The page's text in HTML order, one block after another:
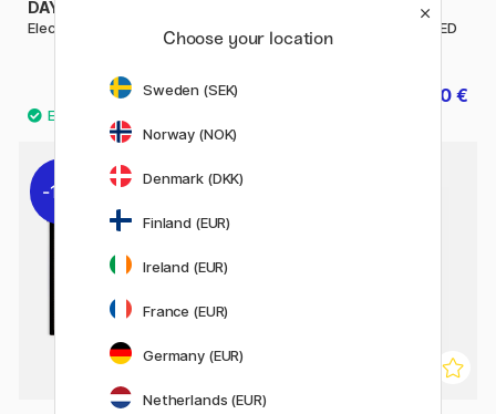
DAYLIGHT
Electra Table Lamp
111.92 €
139.90 €
Wafer 1 Table lumineuse LED
A4
39.60 €
11%
Choose your location
Sweden (SEK)
Norway (NOK)
Denmark (DKK)
Finland (EUR)
Ireland (EUR)
France (EUR)
Germany (EUR)
Netherlands (EUR)